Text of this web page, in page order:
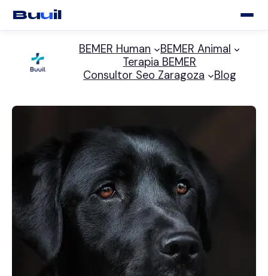
Buuil
contenido
BEMER Human
BEMER Animal
Terapia BEMER
Consultor Seo Zaragoza
Blog